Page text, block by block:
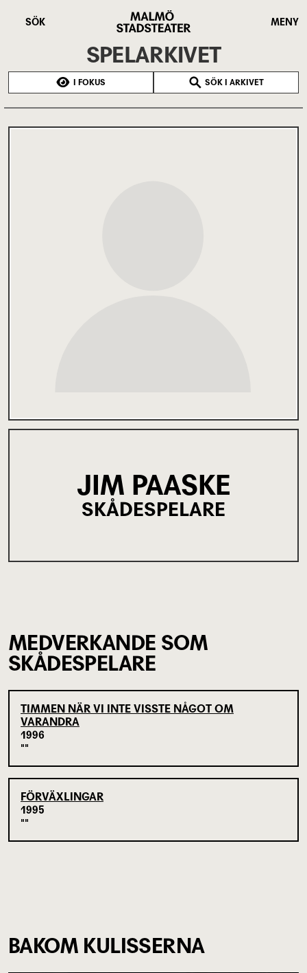
SÖK
Stadsteater
MENY
SPELARKIVET
I FOKUS SÖK I ARKIVET
JIM PAASKE
SKÅDESPELARE
MEDVERKANDE SOM
SKÅDESPELARE
TIMMEN NÄR VI INTE VISSTE NÅGOT OM
VARANDRA
1996
FÖRVÄXLINGAR
1995
BAKOM KULISSERNA